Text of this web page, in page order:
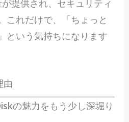
提供され、セキュリティ
これだけで、「ちょっと
という気持ちになります
由
の魅力をもう少し深堀り